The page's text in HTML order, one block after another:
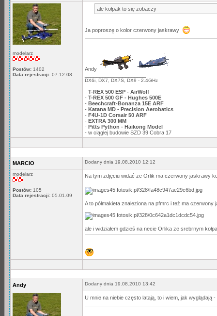
modelarz
Postów: 1402
Data rejestracji: 07.12.08
ale kołpak to się zobaczy
Ja poproszę o kolor czerwony jaskrawy
Andy
DX6i, DX7, DX7S, DX9 - 2.4GHz
- T-REX 500 ESP - AirWolf
- T-REX 500 GF - Hughes 500E
- Beechcraft-Bonanza 15E ARF
- Katana MD - Precision Aerobatics
- F4U-1D Corsair 50 ARF
- EXTRA 300 MM
- Pitts Python - Haikong Model
- w ciągłej budowie SZD 39 Cobra 17
MARCIO Dodany dnia 19.08.2010 12:12
modelarz
Postów: 105
Data rejestracji: 05.01.09
Na tym zdjęciu widać że Orlik ma czerwony jaskrawy
A to półmakieta znaleziona na pfmrc i też ma
ale i widziałem gdzieś na necie Orlika ze srebrnym
Andy Dodany dnia 19.08.2010 13:42
U mnie na niebie często latają, to i wiem, jak wyglądają -